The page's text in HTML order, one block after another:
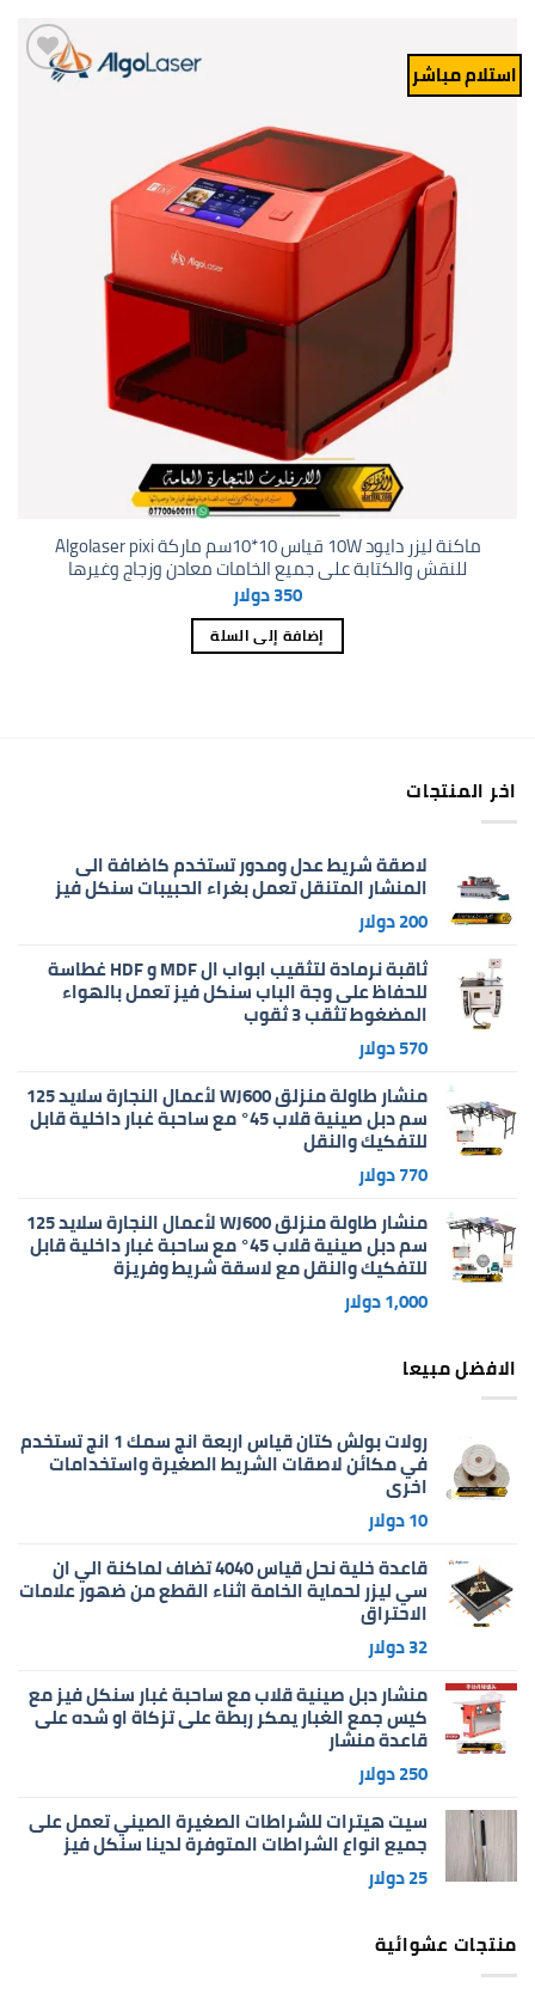
استلام مباشر
ماكنة ليزر دايود 10W قياس 10*10سم ماركة Algolaser pixi
للنقش والكتابة على جميع الخامات معادن وزجاج وغيرها
350دولار
إضافة إلى السلة
اخر المنتجات
لاصقة شريط عدل ومدور تستخدم كاضافة الى
المنشار المتنقل تعمل بغراء الحبيبات سنكل فيز
200دولار
ثاقبة نرمادة لتثقيب ابواب ال MDF و HDF غطاسة
للحفاظ على وجة الباب سنكل فيز تعمل بالهواء
المضغوط تثقب 3 ثقوب
570دولار
منشار طاولة منزلق WJ600 لأعمال النجارة سلايد 125
سم دبل صينية قلاب 45° مع ساحبة غبار داخلية قابل
للتفكيك والنقل
770دولار
منشار طاولة منزلق WJ600 لأعمال النجارة سلايد 125
سم دبل صينية قلاب 45° مع ساحبة غبار داخلية قابل
للتفكيك والنقل مع لاسقة شريط وفريزة
1,000دولار
الافضل مبيعا
رولات بولش كتان قياس اربعة انج سمك 1 انج تستخدم
في مكائن لاصقات الشريط الصغيرة واستخدامات
اخرى
10دولار
قاعدة خلية نحل قياس 4040 تضاف لماكنة الي ان
سي ليزر لحماية الخامة اثناء القطع من ضهور علامات
الاحتراق
32دولار
منشار دبل صينية قلاب مع ساحبة غبار سنكل فيز مع
كيس جمع الغبار يمكر ربطة على تزكاة او شده على
قاعدة منشار
250دولار
سيت هيترات للشراطات الصغيرة الصيني تعمل على
جميع انواع الشراطات المتوفرة لدينا سنكل فيز
25دولار
منتجات عشوائية